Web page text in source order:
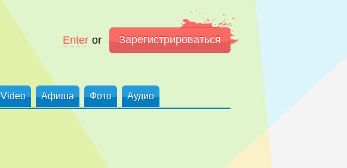
Enter or Зарегистрироваться
Video Афиша Фото Аудио